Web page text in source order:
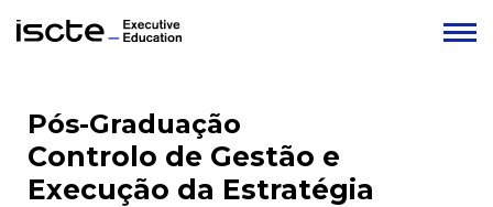
Pós-Graduação
Controlo de Gestão e
Execução da Estratégia